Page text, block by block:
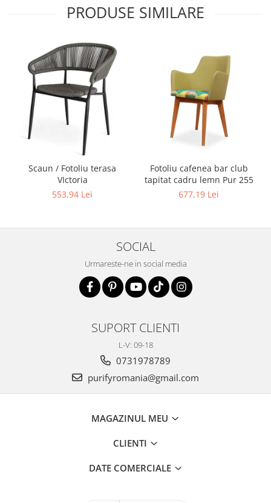
PRODUSE SIMILARE
Scaun / Fotoliu terasa
VIctoria
553,94 Lei
Fotoliu cafenea bar club
tapitat cadru lemn Pur 255
677,19 Lei
SOCIAL
Urmareste-ne in social media
SUPORT CLIENTI
L-V: 09-18
0731978789
purifyromania@gmail.com
MAGAZINUL MEU
CLIENTI
DATE COMERCIALE